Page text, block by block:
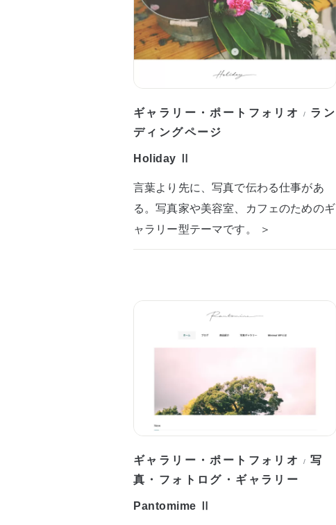
ギャラリー・ポートフォリオ / ラン
ディングページ
Holiday Ⅱ
言葉より先に、写真で伝わる仕事があ
る。写真家や美容室、カフェのためのギ
ャラリー型テーマです。 ＞
ギャラリー・ポートフォリオ /写
真・フォトログ・ギャラリー
Pantomime Ⅱ